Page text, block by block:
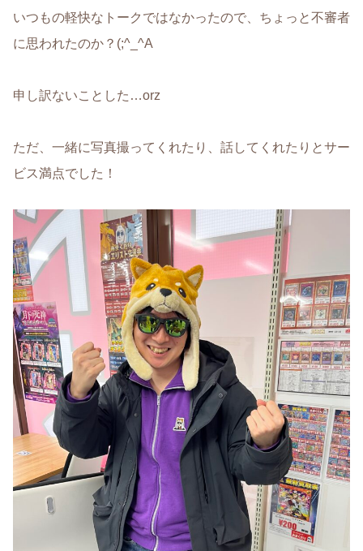
いつもの軽快なトークではなかったので、ちょっと不審者
に思われたのか？(;^_^A
申し訳ないことした…orz
ただ、一緒に写真撮ってくれたり、話してくれたりとサー
ビス満点でした！